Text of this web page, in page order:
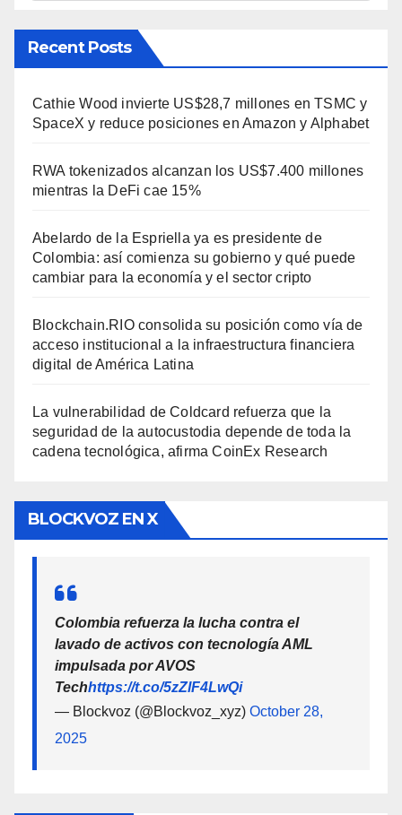
Recent Posts
Cathie Wood invierte US$28,7 millones en TSMC y
SpaceX y reduce posiciones en Amazon y Alphabet
RWA tokenizados alcanzan los US$7.400 millones
mientras la DeFi cae 15%
Abelardo de la Espriella ya es presidente de
Colombia: así comienza su gobierno y qué puede
cambiar para la economía y el sector cripto
Blockchain.RIO consolida su posición como vía de
acceso institucional a la infraestructura financiera
digital de América Latina
La vulnerabilidad de Coldcard refuerza que la
seguridad de la autocustodia depende de toda la
cadena tecnológica, afirma CoinEx Research
BLOCKVOZ EN X
Colombia refuerza la lucha contra el
lavado de activos con tecnología AML
impulsada por AVOS
Techhttps://t.co/5zZlF4LwQi
— Blockvoz (@Blockvoz_xyz) October 28,
2025